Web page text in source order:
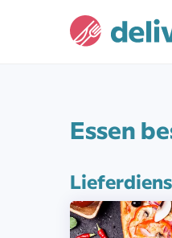
Essen